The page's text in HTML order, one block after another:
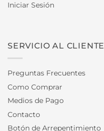
Iniciar Sesión
SERVICIO AL CLIENTE
Preguntas Frecuentes
Como Comprar
Medios de Pago
Contacto
Botón de Arrepentimiento